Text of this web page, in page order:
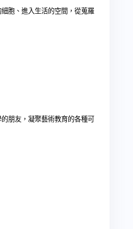
胞、進入生活的空間，從蒐羅
朋友，凝聚藝術教育的各種可